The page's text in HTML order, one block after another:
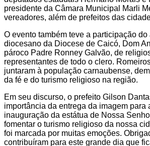
presidente da Câmara Municipal Marli
vereadores, além de prefeitos das
O evento também teve a participação
diocesano da Diocese de Caicó, Dom
pároco Padre Ronney Galvão, de
representantes de todo o clero.
juntaram à população carnaubense,
da fé e do turismo religioso na região.
Em seu discurso, o prefeito Gilson
importância da entrega da imagem para
inauguração da estátua de Nossa
fomentar o turismo religioso da nossa
foi marcada por muitas emoções.
contribuíram para este grande dia que